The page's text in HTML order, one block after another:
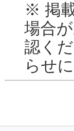
※ 掲
場合
認く
らせ